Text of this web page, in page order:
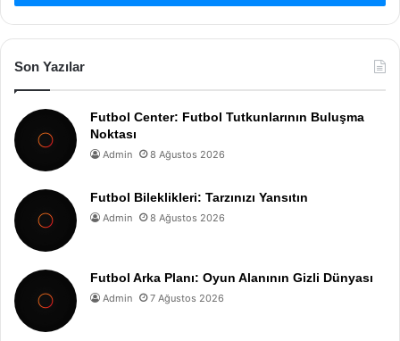
Son Yazılar
Futbol Center: Futbol Tutkunlarının Buluşma
Noktası
Admin 8 Ağustos 2026
Futbol Bileklikleri: Tarzınızı Yansıtın
Admin 8 Ağustos 2026
Futbol Arka Planı: Oyun Alanının Gizli Dünyası
Admin 7 Ağustos 2026